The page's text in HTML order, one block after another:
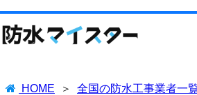
HOME
全国の防水工事業者一